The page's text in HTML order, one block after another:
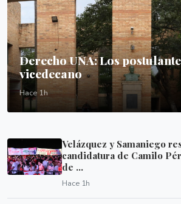
Derecho UNA: Los
vicedecano
Hace 1h
Velázquez y Samaniego
candidatura de Camilo
de ...
Hace 1h